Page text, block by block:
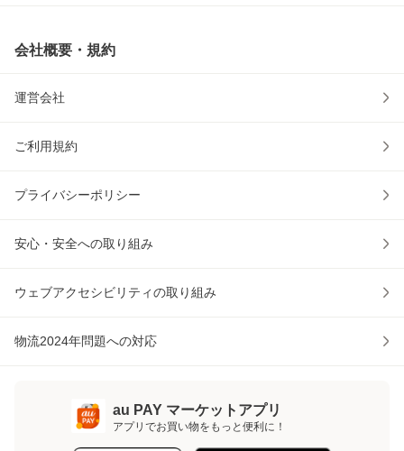
会社概要・規約
運営会社
ご利用規約
プライバシーポリシー
安心・安全への取り組み
ウェブアクセシビリティの取り組み
物流2024年問題への対応
au PAY マーケットアプリ
アプリでお買い物をもっと便利に！